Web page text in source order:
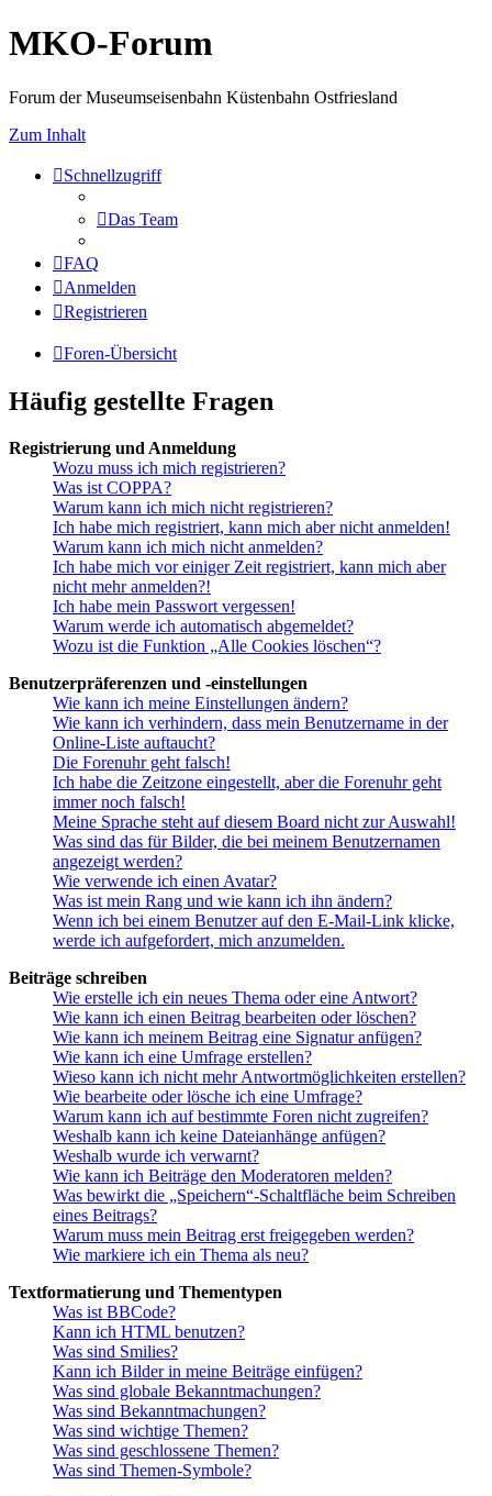
MKO-Forum
Forum der Museumseisenbahn Küstenbahn Ostfriesland
Zum Inhalt
Schnellzugriff
Das Team
FAQ
Anmelden
Registrieren
Foren-Übersicht
Häufig gestellte Fragen
Registrierung und Anmeldung
Wozu muss ich mich registrieren?
Was ist COPPA?
Warum kann ich mich nicht registrieren?
Ich habe mich registriert, kann mich aber nicht anmelden!
Warum kann ich mich nicht anmelden?
Ich habe mich vor einiger Zeit registriert, kann mich aber
nicht mehr anmelden?!
Ich habe mein Passwort vergessen!
Warum werde ich automatisch abgemeldet?
Wozu ist die Funktion „Alle Cookies löschen“?
Benutzerpräferenzen und -einstellungen
Wie kann ich meine Einstellungen ändern?
Wie kann ich verhindern, dass mein Benutzername in der
Online-Liste auftaucht?
Die Forenuhr geht falsch!
Ich habe die Zeitzone eingestellt, aber die Forenuhr geht
immer noch falsch!
Meine Sprache steht auf diesem Board nicht zur Auswahl!
Was sind das für Bilder, die bei meinem Benutzernamen
angezeigt werden?
Wie verwende ich einen Avatar?
Was ist mein Rang und wie kann ich ihn ändern?
Wenn ich bei einem Benutzer auf den E-Mail-Link klicke,
werde ich aufgefordert, mich anzumelden.
Beiträge schreiben
Wie erstelle ich ein neues Thema oder eine Antwort?
Wie kann ich einen Beitrag bearbeiten oder löschen?
Wie kann ich meinem Beitrag eine Signatur anfügen?
Wie kann ich eine Umfrage erstellen?
Wieso kann ich nicht mehr Antwortmöglichkeiten erstellen?
Wie bearbeite oder lösche ich eine Umfrage?
Warum kann ich auf bestimmte Foren nicht zugreifen?
Weshalb kann ich keine Dateianhänge anfügen?
Weshalb wurde ich verwarnt?
Wie kann ich Beiträge den Moderatoren melden?
Was bewirkt die „Speichern“-Schaltfläche beim Schreiben
eines Beitrags?
Warum muss mein Beitrag erst freigegeben werden?
Wie markiere ich ein Thema als neu?
Textformatierung und Thementypen
Was ist BBCode?
Kann ich HTML benutzen?
Was sind Smilies?
Kann ich Bilder in meine Beiträge einfügen?
Was sind globale Bekanntmachungen?
Was sind Bekanntmachungen?
Was sind wichtige Themen?
Was sind geschlossene Themen?
Was sind Themen-Symbole?